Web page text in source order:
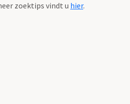
zoektips vindt u hier.